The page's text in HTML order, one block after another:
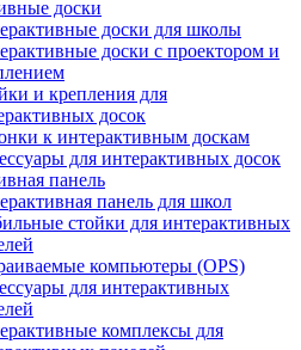
доски
доски для школы
доски с проектором и
и крепления для
досок
к интерактивным доскам
для интерактивных досок
панель
панель для школ
стойки для интерактивных
компьютеры (OPS)
для интерактивных
комплексы для